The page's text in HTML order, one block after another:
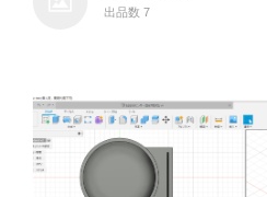
出品数 7